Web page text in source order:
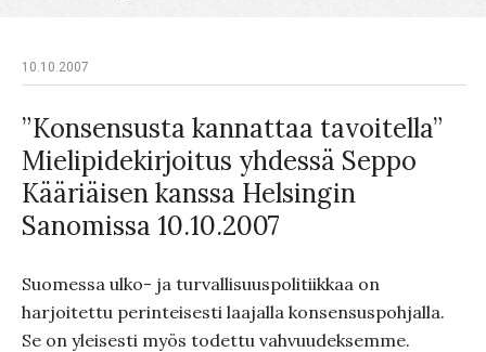
10.10.2007
”Konsensusta kannattaa tavoitella”
Mielipidekirjoitus yhdessä Seppo
Kääriäisen kanssa Helsingin
Sanomissa 10.10.2007
Suomessa ulko- ja turvallisuuspolitiikkaa on
harjoitettu perinteisesti laajalla konsensuspohjalla.
Se on yleisesti myös todettu vahvuudeksemme.